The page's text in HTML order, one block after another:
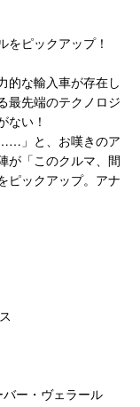
ピックアップ！
的な輸入車が存在し
最先端のテクノロジ
ない！
……」と、お嘆きのア
が「このクルマ、間
ピックアップ。アナ
ー・ヴェラール